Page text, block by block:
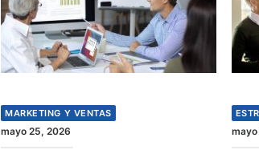
MARKETING Y VENTAS
mayo 25, 2026